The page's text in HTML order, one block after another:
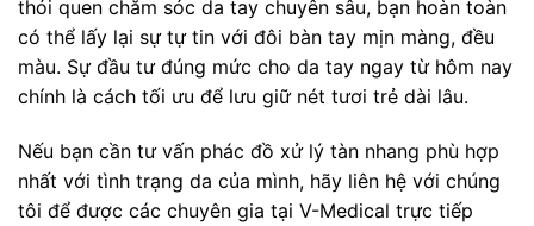
thói quen chăm sóc da tay chuyên sâu, bạn hoàn toàn
có thể lấy lại sự tự tin với đôi bàn tay mịn màng, đều
màu. Sự đầu tư đúng mức cho da tay ngay từ hôm nay
chính là cách tối ưu để lưu giữ nét tươi trẻ dài lâu.
Nếu bạn cần tư vấn phác đồ xử lý tàn nhang phù hợp
nhất với tình trạng da của mình, hãy liên hệ với chúng
tôi để được các chuyên gia tại V-Medical trực tiếp